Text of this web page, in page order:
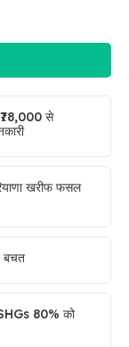
से
खरीफ फसल
बचत
80% को